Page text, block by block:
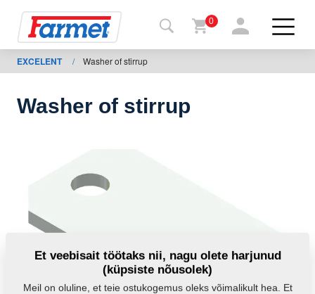
Farmeti
masinad
Allalaadimiseks
0
EXCELENT / Washer of stirrup
Washer of stirrup
Et veebisait töötaks nii, nagu olete harjunud
(küpsiste nõusolek)
Meil on oluline, et teie ostukogemus oleks võimalikult hea. Et